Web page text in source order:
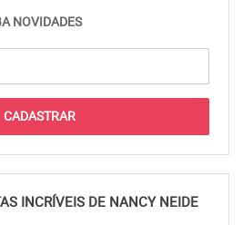
NOVIDADES
INCRÍVEIS DE NANCY NEIDE